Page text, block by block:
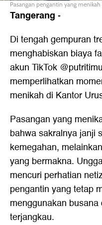
Pasangan pengantin yang
Tangerang -
Di tengah gempuran
menghabiskan biaya
akun TikTok
memperlihatkan
menikah di Kantor
Pasangan yang
bahwa sakralnya janji
kemegahan,
yang bermakna.
mencuri perhatian
pengantin yang tetap
menggunakan
terjangkau.